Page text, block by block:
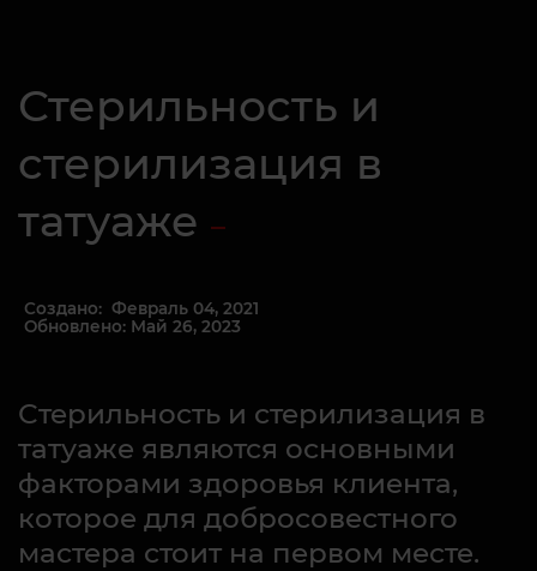
Стерильность и
стерилизация в
татуаже
Создано: Февраль 04, 2021
Обновлено: Май 26, 2023
Стерильность и стерилизация в
татуаже являются основными
факторами здоровья клиента,
которое для добросовестного
мастера стоит на первом месте.